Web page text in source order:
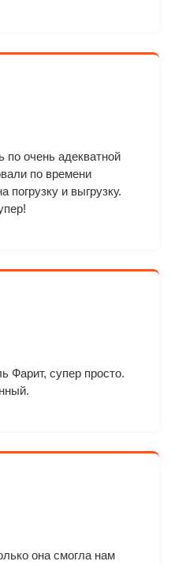
по очень адекватной
по времени
и выгрузку.
Фарит, супер просто.
она смогла нам